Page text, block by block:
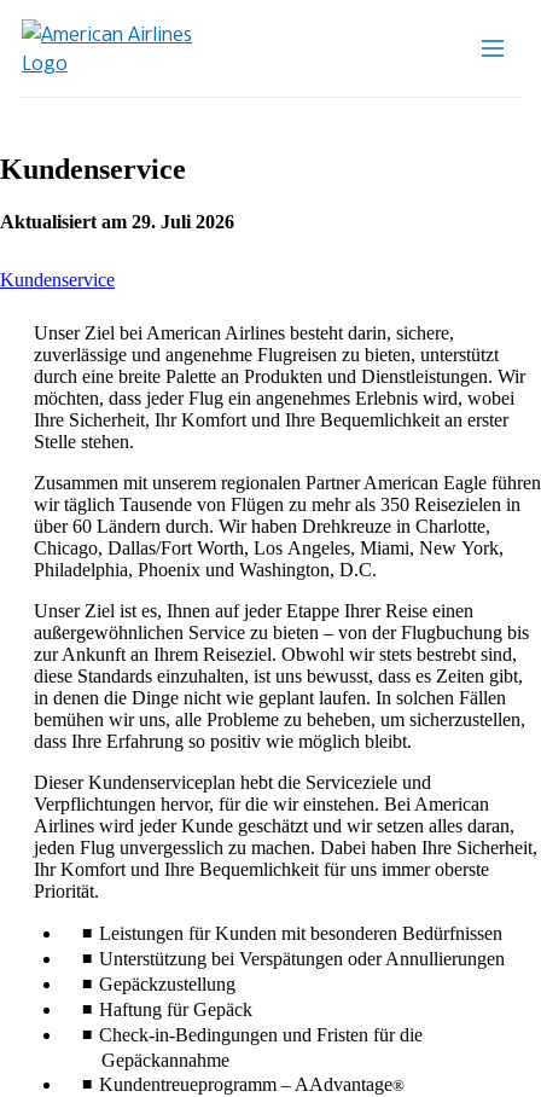
Kundenservice
Aktualisiert am 29. Juli 2026
KundenserviceThis
can
be
expanded
Unser Ziel bei American Airlines besteht darin, sichere,
zuverlässige und angenehme Flugreisen zu bieten, unterstützt
durch eine breite Palette an Produkten und Dienstleistungen. Wir
möchten, dass jeder Flug ein angenehmes Erlebnis wird, wobei
Ihre Sicherheit, Ihr Komfort und Ihre Bequemlichkeit an erster
Stelle stehen.
Zusammen mit unserem regionalen Partner American Eagle führen
wir täglich Tausende von Flügen zu mehr als 350 Reisezielen in
über 60 Ländern durch. Wir haben Drehkreuze in Charlotte,
Chicago, Dallas/Fort Worth, Los Angeles, Miami, New York,
Philadelphia, Phoenix und Washington, D.C.
Unser Ziel ist es, Ihnen auf jeder Etappe Ihrer Reise einen
außergewöhnlichen Service zu bieten – von der Flugbuchung bis
zur Ankunft an Ihrem Reiseziel. Obwohl wir stets bestrebt sind,
diese Standards einzuhalten, ist uns bewusst, dass es Zeiten gibt,
in denen die Dinge nicht wie geplant laufen. In solchen Fällen
bemühen wir uns, alle Probleme zu beheben, um sicherzustellen,
dass Ihre Erfahrung so positiv wie möglich bleibt.
Dieser Kundenserviceplan hebt die Serviceziele und
Verpflichtungen hervor, für die wir einstehen. Bei American
Airlines wird jeder Kunde geschätzt und wir setzen alles daran,
jeden Flug unvergesslich zu machen. Dabei haben Ihre Sicherheit,
Ihr Komfort und Ihre Bequemlichkeit für uns immer oberste
Priorität.
Leistungen für Kunden mit besonderen Bedürfnissen
Unterstützung bei Verspätungen oder Annullierungen
Gepäckzustellung
Haftung für Gepäck
Check-in-Bedingungen und Fristen für die
Gepäckannahme
Kundentreueprogramm – AAdvantage®